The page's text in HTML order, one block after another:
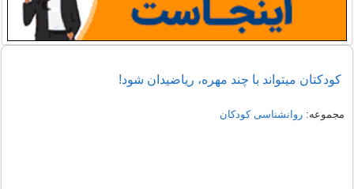
کودکتان میتواند با چند مهره، ریاضیدان شود!
مجموعه:روانشناسی کودکان